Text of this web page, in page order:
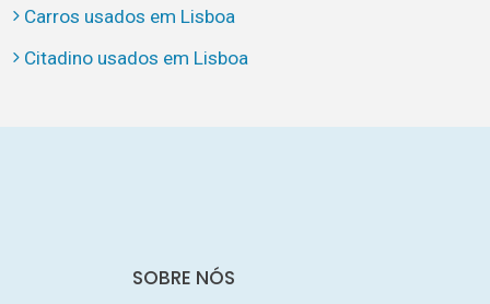
Carros usados em Lisboa
Citadino usados em Lisboa
SOBRE NÓS